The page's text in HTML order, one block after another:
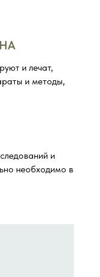
и лечат,
и методы,
и
необходимо в